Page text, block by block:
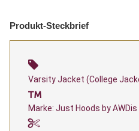
Produkt-Steckbrief
Varsity Jacket (College
Marke: Just Hoods by AWDis